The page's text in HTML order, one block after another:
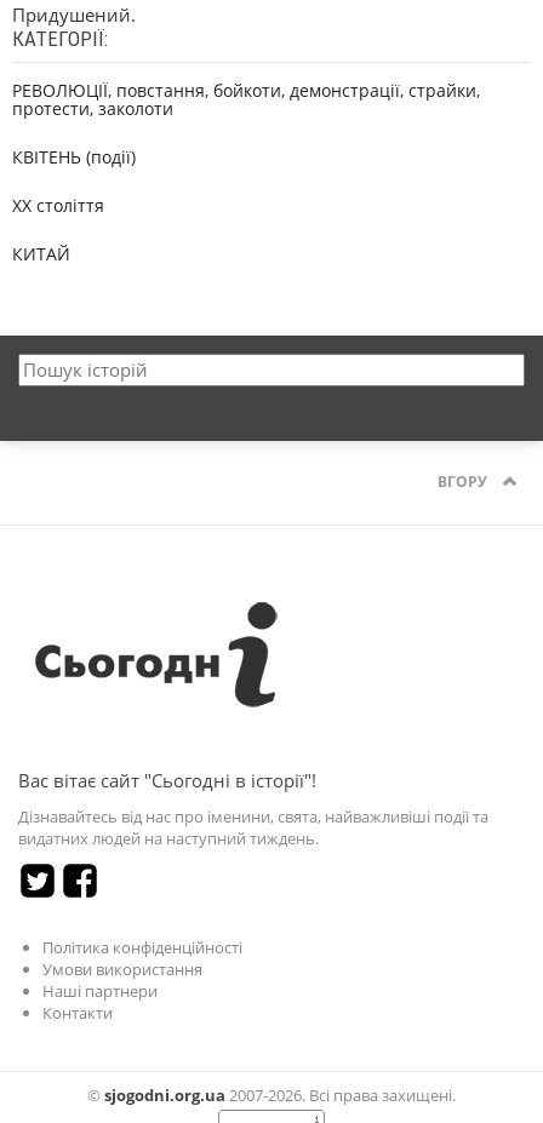
Придушений.
КАТЕГОРІЇ:
РЕВОЛЮЦІЇ, повстання, бойкоти, демонстрації, страйки,
протести, заколоти
КВІТЕНЬ (події)
XX століття
КИТАЙ
ВГОРУ
Вас вітає сайт "Сьогодні в історії"!
Дізнавайтесь від нас про іменини, свята, найважливіші події та
видатних людей на наступний тиждень.
Політика конфіденційності
Умови використання
Наші партнери
Контакти
© sjogodni.org.ua 2007-2026. Всі права захищені.